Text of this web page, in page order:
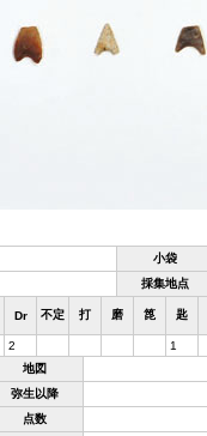
小袋
採集地点
Dr 不定 打 磨 箆 匙
2 1
地図
弥生以降
点数